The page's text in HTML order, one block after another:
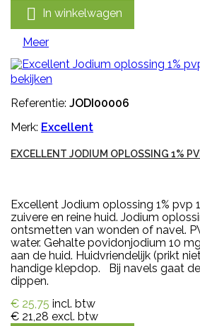
 In winkelwagen
Meer
bekijken
Referentie: JODI00006
Merk: Excellent
EXCELLENT JODIUM OPLOSSING 1%
Excellent Jodium oplossing 1% pvp
zuivere en reine huid. Jodium
ontsmetten van wonden of navel.
water. Gehalte povidonjodium 10
aan de huid. Huidvriendelijk (prikt
handige klepdop. Bij navels gaat
dippen.
€ 25,75 incl. btw
€ 21,28 excl. btw